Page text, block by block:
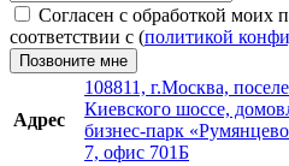
Согласен с обработкой моих
соответствии с (политикой
Позвоните мне
Адрес
108811, г.Москва,
Киевского шоссе,
бизнес-парк
7, офис 701Б